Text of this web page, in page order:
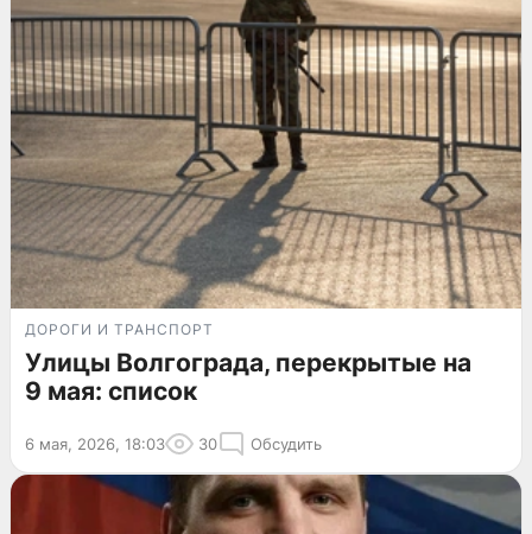
ДОРОГИ И ТРАНСПОРТ
Улицы Волгограда, перекрытые на
9 мая: список
6 мая, 2026, 18:03 30 Обсудить